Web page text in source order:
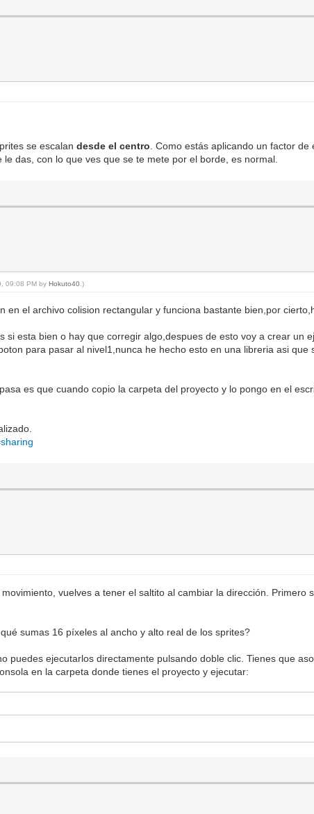
se escalandesde el centro . Como estás aplicando un factor
das, con lo que ves que se te mete por el borde, es normal.
09:08 PM byHokuto40 .)
en el archivo colision rectangular y funciona bastante bien,por
si esta bien o hay que corregir algo,despues de esto voy a crear un
para pasar al nivel1,nunca he hecho esto en una libreria asi
es que cuando copio la carpeta del proyecto y lo pongo en el
vuelves a tener el saltito al cambiar la dirección. Primero
sumas 16 píxeles al ancho y alto real de los sprites?
puedes ejecutarlos directamente pulsando doble clic. Tienes que
en la carpeta donde tienes el proyecto y ejecutar: